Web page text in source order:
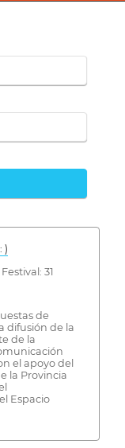
)
31
de
difusión de la
de la
el apoyo del
la Provincia
Espacio